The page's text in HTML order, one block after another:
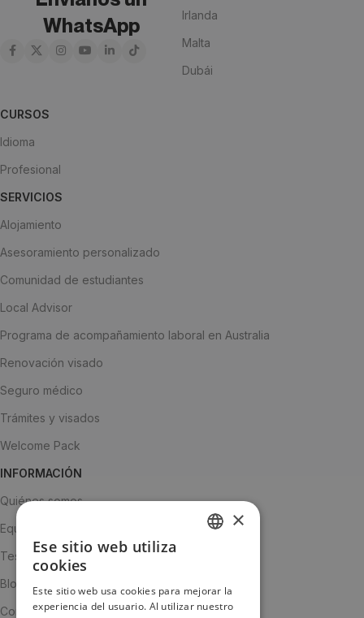
WhatsApp
Irlanda
Malta
Dubái
CURSOS
Idioma
Profesional
SERVICIOS
Alojamiento
Asesoramiento personalizado
Comunidad de estudiantes
Local Advisor
Programa de acompañamiento laboral en Australia
Renovación visado
Seguro médico
Trámites y visados
Welcome Pack
INFORMACIÓN
Quiénes somos
Equipo
Testimonios
Blog
Contacto
JA
×
Ese sitio web utiliza
cookies
Este sitio web usa cookies para mejorar la
experiencia del usuario. Al utilizar nuestro